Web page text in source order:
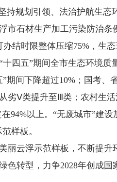
规划引领、法治护航生态
市石材生产加工污染防治
结时限整体压缩75%，生
五”期间全市生态环境质
期间下降超过10%；国考
劣Ⅴ类提升至Ⅲ类；农村生
94%以上。“无废城市”建
样板。
云浮示范样板，不断提升
色转型，力争2028年创成